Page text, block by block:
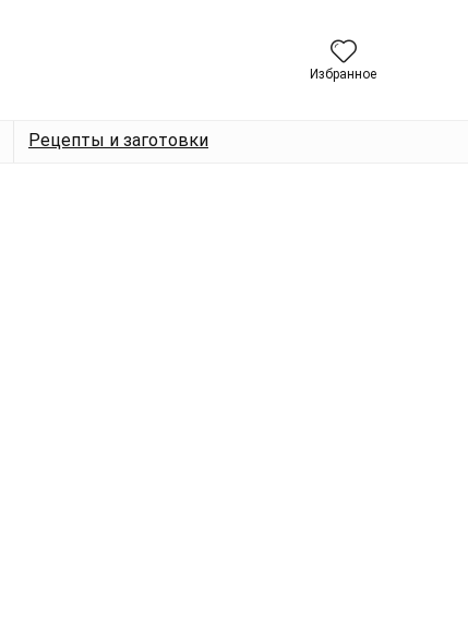
Избранное
Рецепты и заготовки